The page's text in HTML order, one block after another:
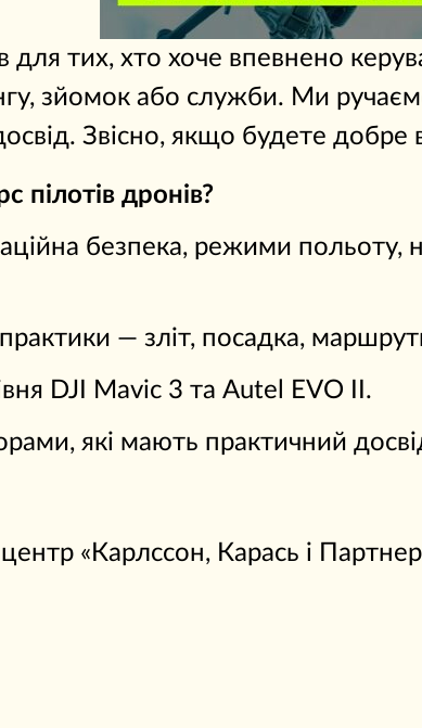
для тих, хто хоче впевнено
зйомок або служби. Ми
Звісно, якщо будете добре
пілотів дронів?
безпека, режими
— зліт, посадка,
DJI Mavic 3 та Autel EVO II.
які мають практичний
«Карлссон, Карась і